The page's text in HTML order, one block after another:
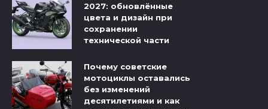
2027: обновлённые
цвета и дизайн при
сохранении
технической части
Почему советские
мотоциклы оставались
без изменений
десятилетиями и как